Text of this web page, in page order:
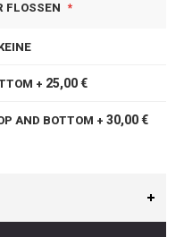
FLOSSEN
+ 25,00 €
AND BOTTOM + 30,00 €